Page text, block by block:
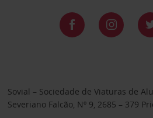
Sovial – Sociedade de Viaturas de
Severiano Falcão, Nº 9, 2685 – 379